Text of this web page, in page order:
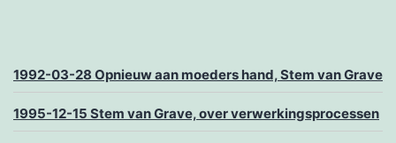
1992-03-28 Opnieuw aan moeders hand, Stem van Grave
1995-12-15 Stem van Grave, over verwerkingsprocessen